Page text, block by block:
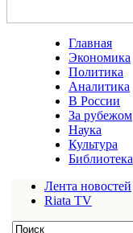
Главная
Экономика
Политика
Аналитика
В России
За рубежом
Наука
Культура
Библиотека
Лента новостей
Riata TV